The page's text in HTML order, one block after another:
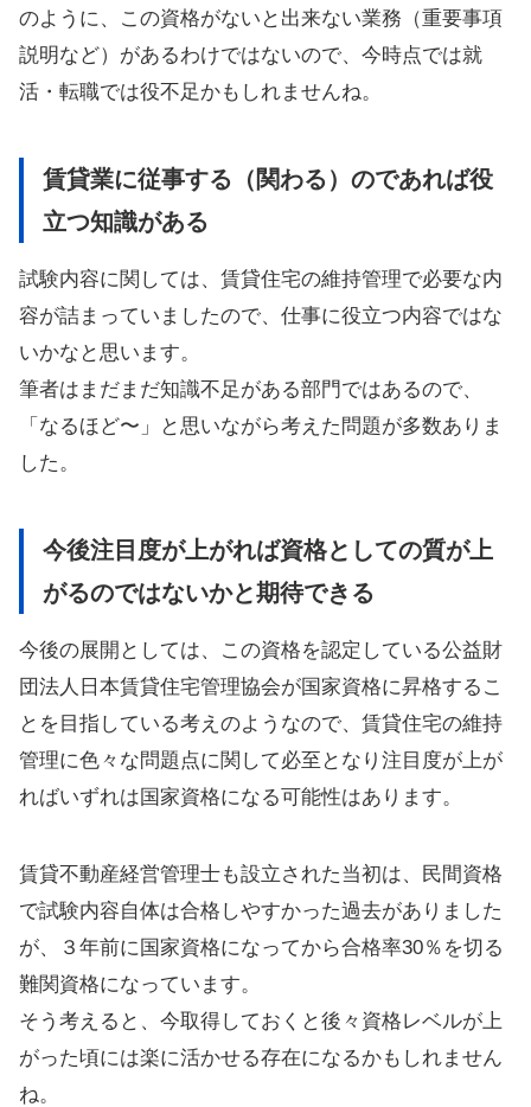
のように、この資格がないと出来ない業務（重要事項
説明など）があるわけではないので、今時点では就
活・転職では役不足かもしれませんね。
賃貸業に従事する（関わる）のであれば役
立つ知識がある
試験内容に関しては、賃貸住宅の維持管理で必要な内
容が詰まっていましたので、仕事に役立つ内容ではな
いかなと思います。
筆者はまだまだ知識不足がある部門ではあるので、
「なるほど〜」と思いながら考えた問題が多数ありま
した。
今後注目度が上がれば資格としての質が上
がるのではないかと期待できる
今後の展開としては、この資格を認定している公益財
団法人日本賃貸住宅管理協会が国家資格に昇格するこ
とを目指している考えのようなので、賃貸住宅の維持
管理に色々な問題点に関して必至となり注目度が上が
ればいずれは国家資格になる可能性はあります。
賃貸不動産経営管理士も設立された当初は、民間資格
で試験内容自体は合格しやすかった過去がありました
が、３年前に国家資格になってから合格率30％を切る
難関資格になっています。
そう考えると、今取得しておくと後々資格レベルが上
がった頃には楽に活かせる存在になるかもしれません
ね。